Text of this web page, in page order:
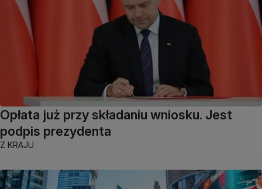
Opłata już przy składaniu wniosku. Jest
podpis prezydenta
Z KRAJU